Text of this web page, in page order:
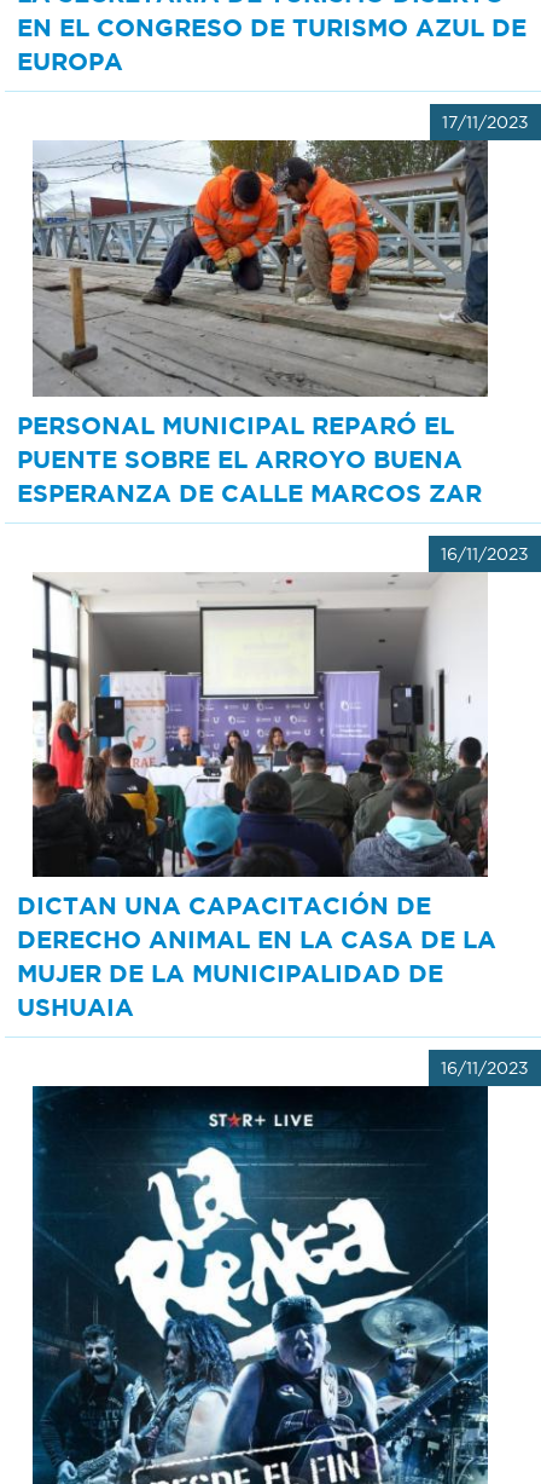
EN EL CONGRESO DE TURISMO AZUL DE
EUROPA
17/11/2023
PERSONAL MUNICIPAL REPARÓ EL
PUENTE SOBRE EL ARROYO BUENA
ESPERANZA DE CALLE MARCOS ZAR
16/11/2023
DICTAN UNA CAPACITACIÓN DE
DERECHO ANIMAL EN LA CASA DE LA
MUJER DE LA MUNICIPALIDAD DE
USHUAIA
16/11/2023